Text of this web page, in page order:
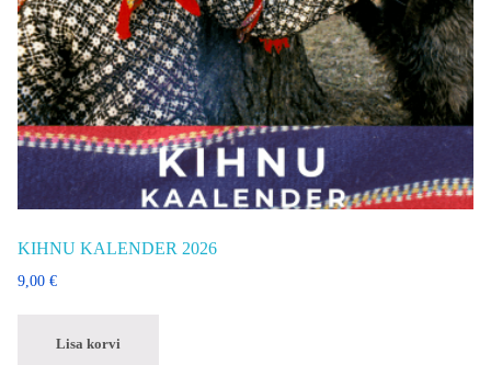
KIHNU KALENDER 2026
9,00 €
Lisa korvi